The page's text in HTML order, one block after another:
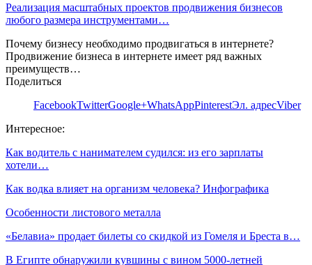
Реализация масштабных проектов продвижения бизнесов
любого размера инструментами…
Почему бизнесу необходимо продвигаться в интернете?
Продвижение бизнеса в интернете имеет ряд важных
преимуществ…
Поделиться
FacebookTwitterGoogle+WhatsAppPinterestЭл. адресViber
Интересное:
Как водитель с нанимателем судился: из его зарплаты
хотели…
Как водка влияет на организм человека? Инфографика
Особенности листового металла
«Белавиа» продает билеты со скидкой из Гомеля и Бреста в…
В Египте обнаружили кувшины с вином 5000-летней